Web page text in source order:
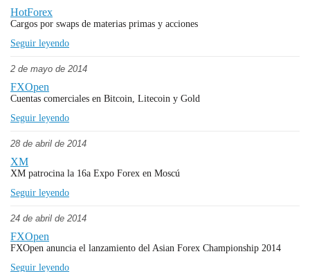
HotForex
Cargos por swaps de materias primas y acciones
Seguir leyendo
2 de mayo de 2014
FXOpen
Cuentas comerciales en Bitcoin, Litecoin y Gold
Seguir leyendo
28 de abril de 2014
XM
XM patrocina la 16a Expo Forex en Moscú
Seguir leyendo
24 de abril de 2014
FXOpen
FXOpen anuncia el lanzamiento del Asian Forex Championship 2014
Seguir leyendo